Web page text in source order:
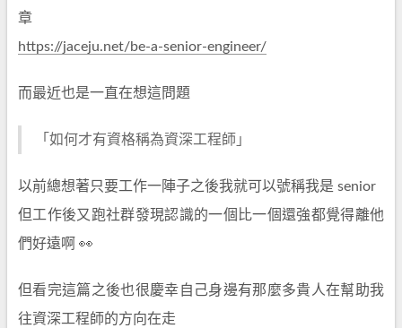
章
https://jaceju.net/be-a-senior-engineer/
而最近也是一直在想這問題
「如何才有資格稱為資深工程師」
以前總想著只要工作一陣子之後我就可以號稱我是 senior
但工作後又跑社群發現認識的一個比一個還強都覺得離他
們好遠啊 👀
但看完這篇之後也很慶幸自己身邊有那麼多貴人在幫助我
往資深工程師的方向在走